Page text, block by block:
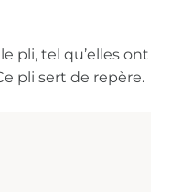
pli, tel qu’elles ont
pli sert de repère.